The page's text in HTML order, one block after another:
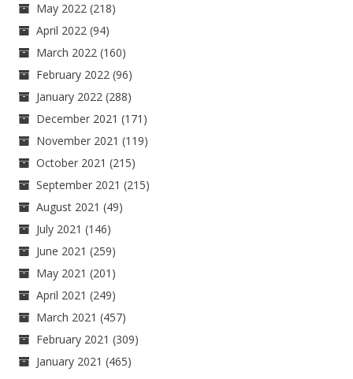
May 2022 (218)
April 2022 (94)
March 2022 (160)
February 2022 (96)
January 2022 (288)
December 2021 (171)
November 2021 (119)
October 2021 (215)
September 2021 (215)
August 2021 (49)
July 2021 (146)
June 2021 (259)
May 2021 (201)
April 2021 (249)
March 2021 (457)
February 2021 (309)
January 2021 (465)